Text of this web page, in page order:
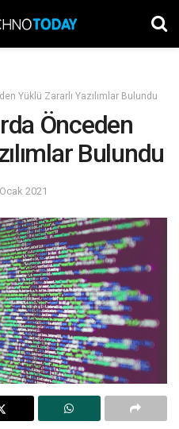
Yüklü Zararlı Yazılımlar Bulundu
Önceden
Bulundu
2021